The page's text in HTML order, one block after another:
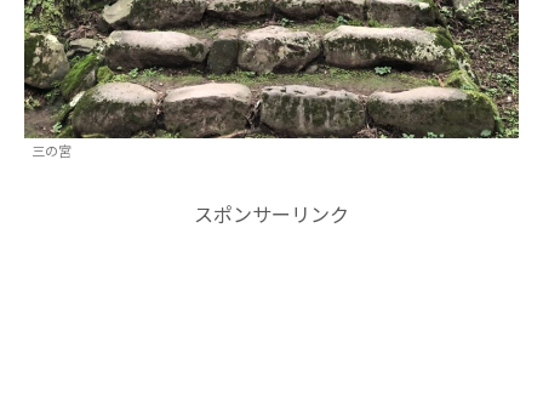
三の宮
スポンサーリンク